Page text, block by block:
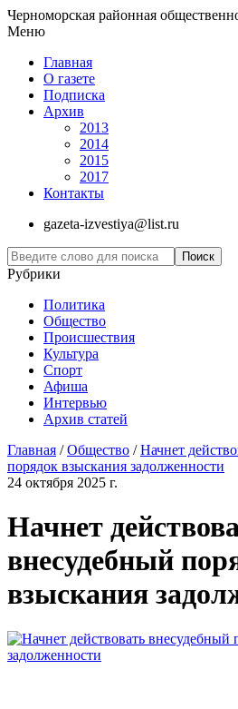
Черноморская районная
Меню
Главная
О газете
Подписка
Архив
2013
2014
2015
2017
Контакты
gazeta-izvestiya@list.ru
Рубрики
Политика
Общество
Проиcшествия
Культура
Спорт
Афиша
Интервью
Архив статей
Главная /Общество /Начнет
порядок взыскания задолженности
24 октября 2025 г.
Начнет
внесудебный
взыскания